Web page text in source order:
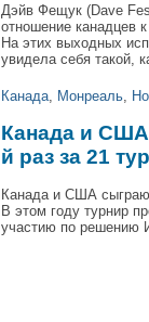
Дэйв Фещук (Dave
отношение канадцев
На этих выходных
увидела себя такой,
Канада, Монреаль,
Канада и
й раз за 21
Канада и США
В этом году турнир
участию по решению